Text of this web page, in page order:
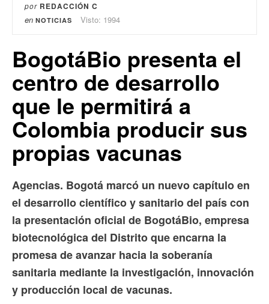
por REDACCIÓN C
en NOTICIAS Visto: 1994
BogotáBio presenta el
centro de desarrollo
que le permitirá a
Colombia producir sus
propias vacunas
Agencias. Bogotá marcó un nuevo capítulo en
el desarrollo científico y sanitario del país con
la presentación oficial de BogotáBio, empresa
biotecnológica del Distrito que encarna la
promesa de avanzar hacia la soberanía
sanitaria mediante la investigación, innovación
y producción local de vacunas.